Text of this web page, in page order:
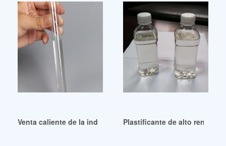
Venta caliente de la industria de plastificantes de PVC en
Plastificante de alto